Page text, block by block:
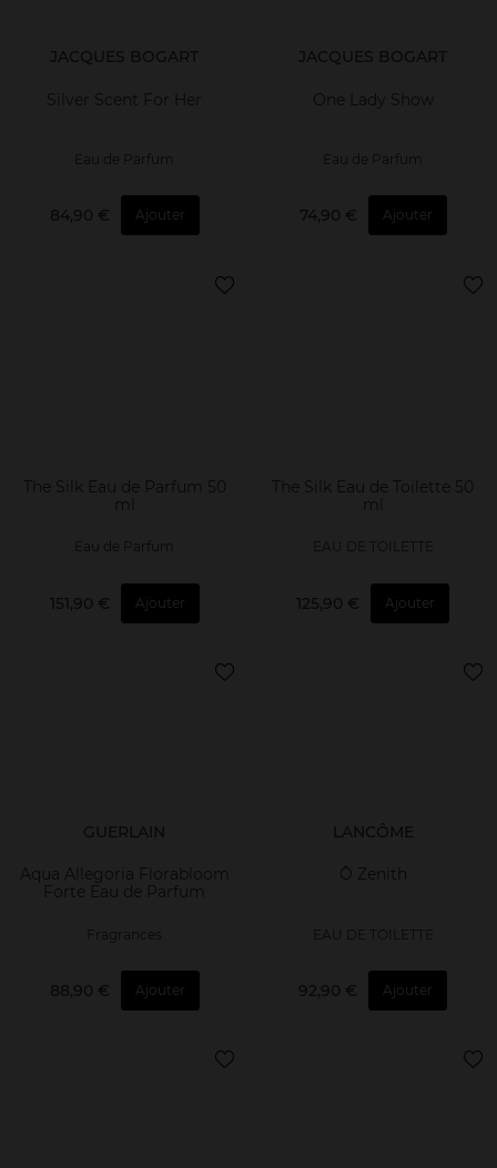
JACQUES BOGART
Silver Scent For Her
Eau de Parfum
84,90 € Ajouter
JACQUES BOGART
One Lady Show
Eau de Parfum
74,90 € Ajouter
The Silk Eau de Parfum 50
ml
Eau de Parfum
151,90 € Ajouter
The Silk Eau de Toilette 50
ml
EAU DE TOILETTE
125,90 € Ajouter
GUERLAIN
Aqua Allegoria Florabloom
Forte Eau de Parfum
Fragrances
88,90 € Ajouter
LANCÔME
Ô Zenith
EAU DE TOILETTE
92,90 € Ajouter